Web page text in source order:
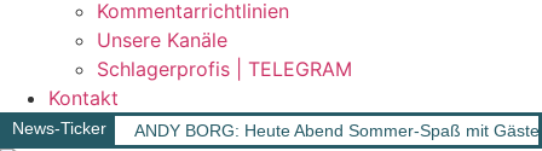
Kommentarrichtlinien
Unsere Kanäle
Schlagerprofis | TELEGRAM
Kontakt
News-Ticker ANDY BORG: Heute Abend Sommer-Spaß mit